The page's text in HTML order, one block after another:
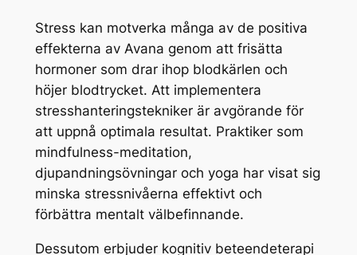
Stress kan motverka många av de positiva
effekterna av Avana genom att frisätta
hormoner som drar ihop blodkärlen och
höjer blodtrycket. Att implementera
stresshanteringstekniker är avgörande för
att uppnå optimala resultat. Praktiker som
mindfulness-meditation,
djupandningsövningar och yoga har visat sig
minska stressnivåerna effektivt och
förbättra mentalt välbefinnande.
Dessutom erbjuder kognitiv beteendeterapi